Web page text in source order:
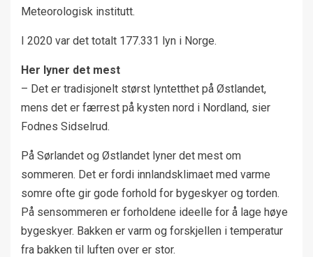
Meteorologisk institutt.
I 2020 var det totalt 177.331 lyn i Norge.
Her lyner det mest
– Det er tradisjonelt størst lyntetthet på Østlandet,
mens det er færrest på kysten nord i Nordland, sier
Fodnes Sidselrud.
På Sørlandet og Østlandet lyner det mest om
sommeren. Det er fordi innlandsklimaet med varme
somre ofte gir gode forhold for bygeskyer og torden.
På sensommeren er forholdene ideelle for å lage høye
bygeskyer. Bakken er varm og forskjellen i temperatur
fra bakken til luften over er stor.